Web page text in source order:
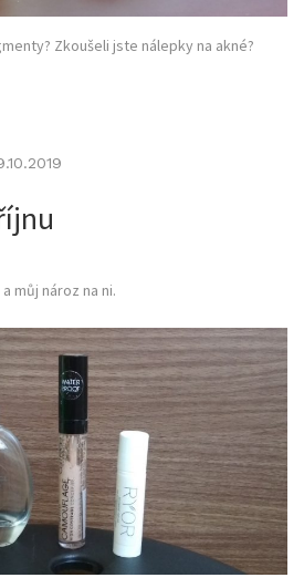
Zkoušeli jste nálepky na akné?
můj nároz na ni.